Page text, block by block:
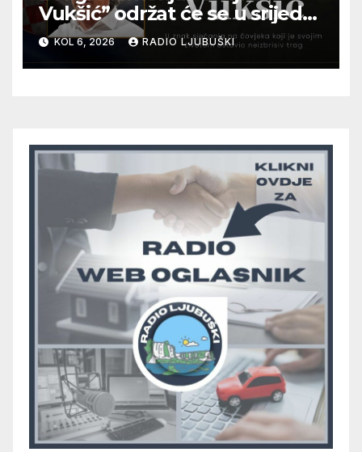
Vukšić” održat će se u srijedu
12. kolovoza u Otoku
KOL 6, 2026 RADIO LJUBUŠKI